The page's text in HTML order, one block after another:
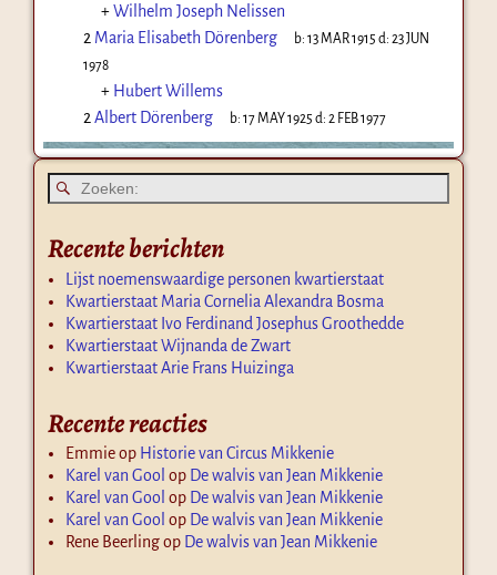
+Wilhelm Joseph Nelissen
2 Maria Elisabeth Dörenberg b:13 MAR 1915 d:23 JUN
1978
+ Hubert Willems
2 Albert Dörenberg b:17 MAY 1925 d:2 FEB 1977
Recente berichten
Lijst noemenswaardige personen kwartierstaat
Kwartierstaat Maria Cornelia Alexandra Bosma
Kwartierstaat Ivo Ferdinand Josephus Groothedde
Kwartierstaat Wijnanda de Zwart
Kwartierstaat Arie Frans Huizinga
Recente reacties
Emmieop Historie van Circus Mikkenie
Karel van Gool op De walvis van Jean Mikkenie
Karel van Gool op De walvis van Jean Mikkenie
Karel van Gool op De walvis van Jean Mikkenie
Rene Beerlingop De walvis van Jean Mikkenie